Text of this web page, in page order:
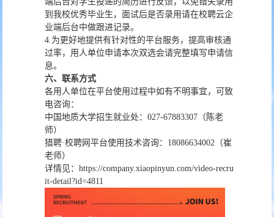
到我校优秀毕业生，面试后是否录用请在校聘云企
业端后台中做跟进记录。
4.为更好地提供有针对性的平台服务，提高审核通
过率，用人单位申请本次双选会请完整填写申请信
息。
六、联系方式
各用人单位在平台使用过程中如有不明事宜，可致
电咨询：
中国地质大学招生就业处：027-67883307（陈老
师）
猎聘·校聘网平台使用技术咨询：18086634002（崔
老师）
详情见：https://company.xiaopinyun.com/video-recru
it-detail?id=4811